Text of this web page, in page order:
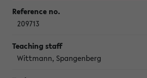
209713
Wittmann, Spangenberg